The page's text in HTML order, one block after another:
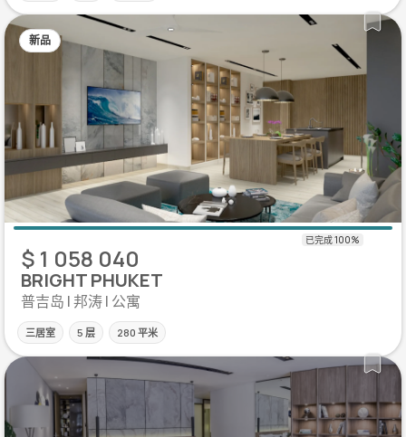
新品
$ 1 058 040
BRIGHT PHUKET
普吉岛 | 邦涛 | 公寓
三居室 5 层 280 平米